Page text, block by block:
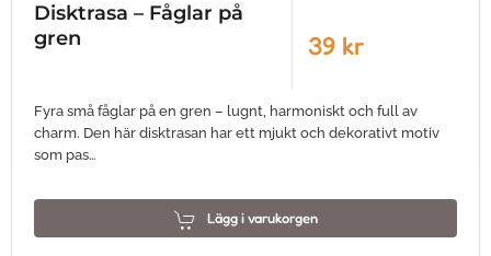
Disktrasa – Fåglar på
gren
39 kr
Fyra små fåglar på en gren – lugnt, harmoniskt och full av
charm. Den här disktrasan har ett mjukt och dekorativt motiv
som pas…
Lägg i varukorgen